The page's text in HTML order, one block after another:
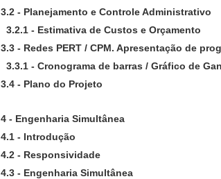
3.2 - Planejamento e Controle Administrativo
3.2.1 - Estimativa de Custos e Orçamento
3.3 - Redes PERT / CPM. Apresentação de
3.3.1 - Cronograma de barras / Gráfico de
3.4 - Plano do Projeto
4 - Engenharia Simultânea
4.1 - Introdução
4.2 - Responsividade
4.3 - Engenharia Simultânea